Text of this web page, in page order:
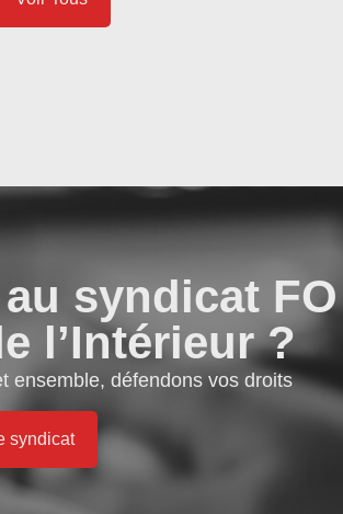
syndicat FO
l’Intérieur ?
ensemble, défendons vos droits
syndicat